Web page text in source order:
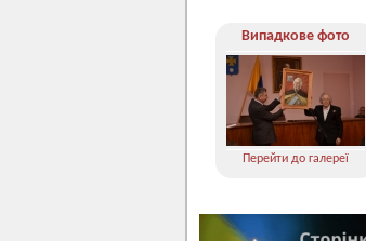
Випадкове фото
Перейти до галереї